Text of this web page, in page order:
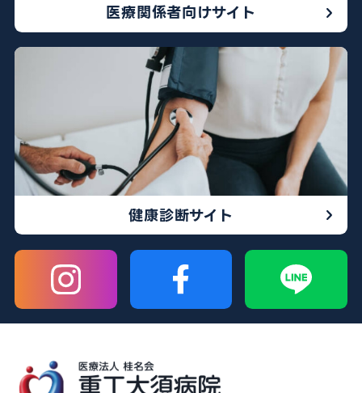
医療関係者向けサイト
健康診断サイト